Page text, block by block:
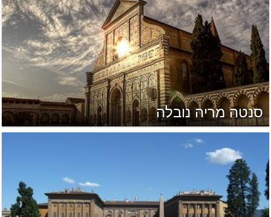
סנטה מריה נובלה